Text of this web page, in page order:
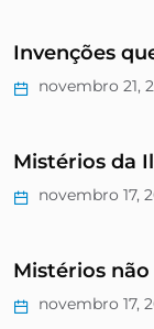
Invenções
novembro 21,
Mistérios da
novembro 17,
Mistérios
novembro 17,